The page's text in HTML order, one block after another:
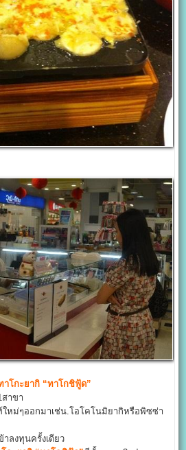
โกะยากิ “ทาโกชิฟู้ด”
าขา
ๆออกมาเช่น.โอโคโนมิยากิหรือพิซซ่า
งทุนครั้งเดียว